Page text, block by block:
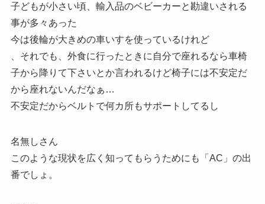
子どもが小さい頃、輸入品のベビーカーと勘違いされる
事が多々あった
今は後輪が大きめの車いすを使っているけれど
、それでも、外食に行ったときに自分で座れるなら車椅
子から降りて下さいとか言われるけど椅子には不安定だ
から座れないんだなぁ…
不安定だからベルトで何カ所もサポートしてるし
名無しさん
このような現状を広く知ってもらうためにも「AC」の出
番でしょ。